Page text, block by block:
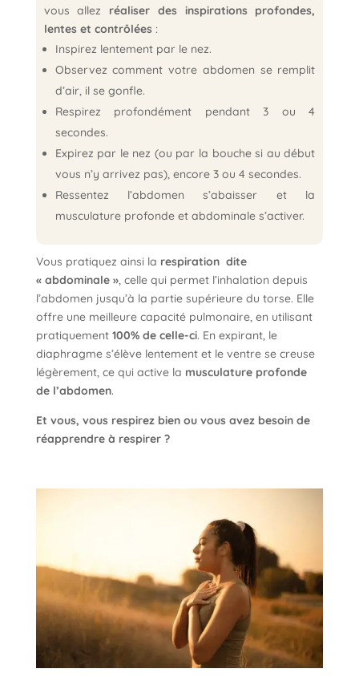
vous allez réaliser des inspirations profondes,
lentes et contrôlées :
Inspirez lentement par le nez.
Observez comment votre abdomen se remplit
d’air, il se gonfle.
Respirez profondément pendant 3 ou 4
secondes.
Expirez par le nez (ou par la bouche si au début
vous n’y arrivez pas), encore 3 ou 4 secondes.
Ressentez l’abdomen s’abaisser et la
musculature profonde et abdominale s’activer.
Vous pratiquez ainsi la respiration dite
« abdominale », celle qui permet l’inhalation depuis
l’abdomen jusqu’à la partie supérieure du torse. Elle
offre une meilleure capacité pulmonaire, en utilisant
pratiquement 100% de celle-ci. En expirant, le
diaphragme s’élève lentement et le ventre se creuse
légèrement, ce qui active la musculature profonde
de l’abdomen.
Et vous, vous respirez bien ou vous avez besoin de
réapprendre à respirer ?